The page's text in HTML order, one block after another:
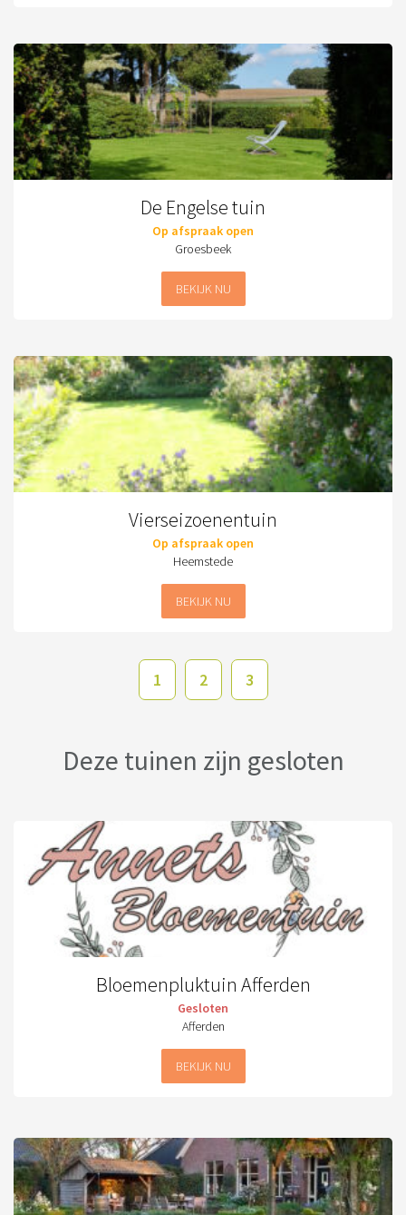
De Engelse tuin
Op afspraak open
Groesbeek
BEKIJK NU
Vierseizoenentuin
Op afspraak open
Heemstede
BEKIJK NU
1 2 3
Deze tuinen zijn gesloten
Bloemenpluktuin Afferden
Gesloten
Afferden
BEKIJK NU